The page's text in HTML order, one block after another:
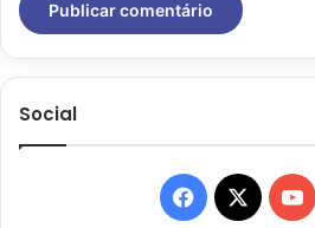
Social
Facebook
X